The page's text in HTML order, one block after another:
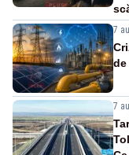
7
de
7